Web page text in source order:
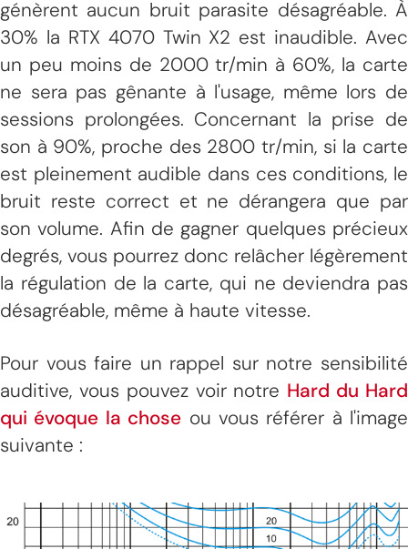
génèrent aucun bruit parasite désagréable. À
30% la RTX 4070 Twin X2 est inaudible. Avec
un peu moins de 2000 tr/min à 60%, la carte
ne sera pas gênante à l'usage, même lors de
sessions prolongées. Concernant la prise de
son à 90%, proche des 2800 tr/min, si la carte
est pleinement audible dans ces conditions, le
bruit reste correct et ne dérangera que par
son volume. Afin de gagner quelques précieux
degrés, vous pourrez donc relâcher légèrement
la régulation de la carte, qui ne deviendra pas
désagréable, même à haute vitesse.
Pour vous faire un rappel sur notre sensibilité
auditive, vous pouvez voir notre Hard du Hard
qui évoque la chose ou vous référer à l'image
suivante :